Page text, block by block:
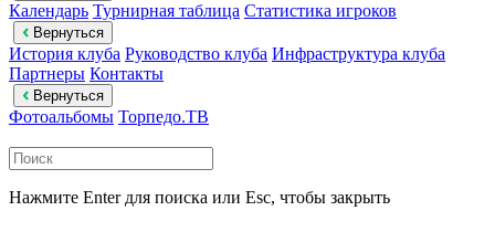
Календарь Турнирная таблица Статистика игроков
Вернуться
История клуба Руководство клуба Инфраструктура клуба
Партнеры Контакты
Вернуться
Фотоальбомы Торпедо.ТВ
Нажмите Enter для поиска или Esc, чтобы закрыть